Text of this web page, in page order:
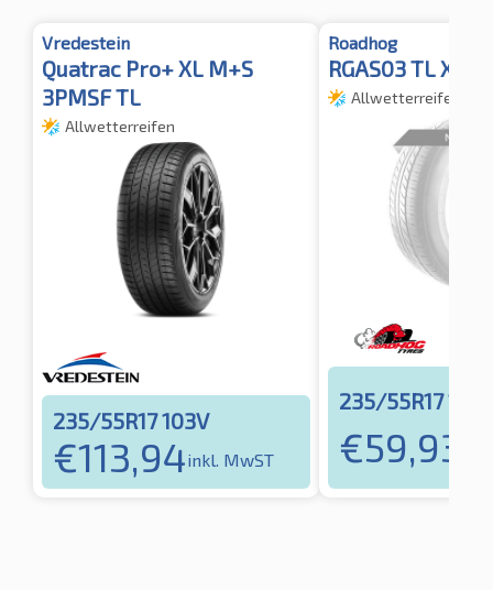
Vredestein
Quatrac Pro+ XL M+S
3PMSF TL
Allwetterreifen
235/55R17 103V
€113,94inkl. MwST
Roadhog
RGAS03 TL XL
Allwetterreifen
235/55R17
€59,93